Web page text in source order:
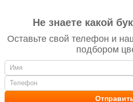
Не знаете какой
Оставьте свой телефон и
подбором